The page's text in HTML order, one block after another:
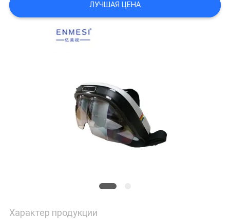
ПОЛИТИКА
КОНФИДЕНЦИАЛЬНОСТИ
ЛУЧШАЯ ЦЕНА
Характер продукции